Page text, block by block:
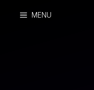
MENU